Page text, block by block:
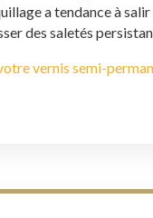
a tendance à
des saletés
vernis semi-